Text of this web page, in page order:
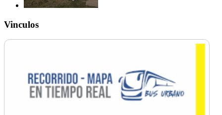
Vinculos